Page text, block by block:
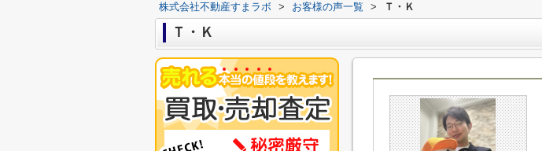
株式会社不動産すまラボ > お客様の声一覧 > Ｔ・Ｋ
Ｔ・Ｋ